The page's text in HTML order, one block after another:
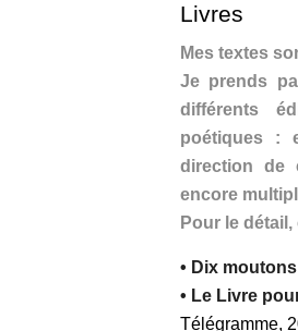
Livres
Mes textes
Je prends
différents
poétiques :
direction de
encore
Pour le
• Dix moutons
• Le Livre
Télégramme,